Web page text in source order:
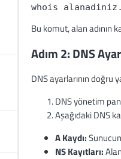
whois
Bu komut, alan adının
Adım 2: DNS
DNS ayarlarının doğru
DNS yönetim
Aşağıdaki DNS
A Kaydı:
NS Kayıtları: